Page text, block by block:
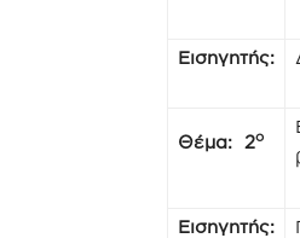
Εισηγητής:
Θέμα: 2ο
Εισηγητής: